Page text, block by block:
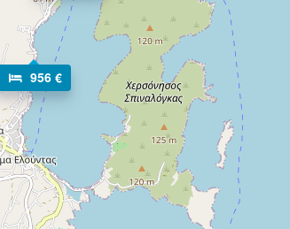
956 €